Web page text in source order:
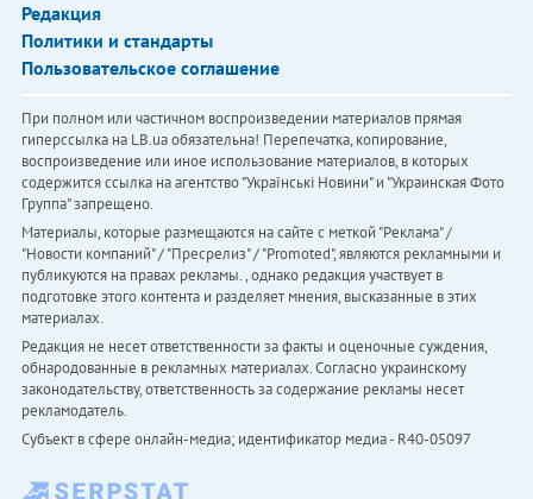
Редакция
Политики и стандарты
Пользовательское соглашение
При полном или частичном воспроизведении материалов прямая
гиперссылка на LB.ua обязательна! Перепечатка, копирование,
воспроизведение или иное использование материалов, в которых
содержится ссылка на агентство "Українськi Новини" и "Украинская Фото
Группа" запрещено.
Материалы, которые размещаются на сайте с меткой "Реклама" /
"Новости компаний" / "Пресрелиз" / "Promoted", являются рекламными и
публикуются на правах рекламы. , однако редакция участвует в
подготовке этого контента и разделяет мнения, высказанные в этих
материалах.
Редакция не несет ответственности за факты и оценочные суждения,
обнародованные в рекламных материалах. Согласно украинскому
законодательству, ответственность за содержание рекламы несет
рекламодатель.
Субъект в сфере онлайн-медиа; идентификатор медиа - R40-05097